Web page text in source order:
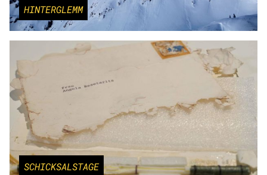
HINTERGLEMM
SCHICKSALSTAGE